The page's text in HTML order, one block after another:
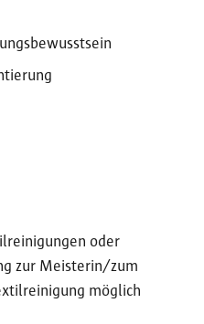
oder
zur Meisterin/zum
möglich